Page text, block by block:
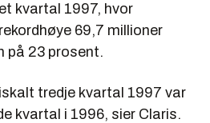
kvartal 1997, hvor
69,7 millioner
på 23 prosent.
tredje kvartal 1997 var
kvartal i 1996, sier Claris.